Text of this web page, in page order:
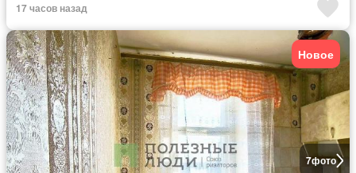
17 часов назад
7фото
Новое